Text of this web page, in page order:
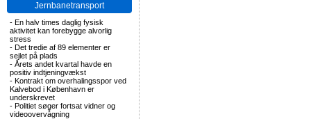
Jernbanetransport
- En halv times daglig fysisk
aktivitet kan forebygge alvorlig
stress
- Det tredie af 89 elementer er
sejlet på plads
- Årets andet kvartal havde en
positiv indtjeningvækst
- Kontrakt om overhalingsspor ved
Kalvebod i København er
underskrevet
- Politiet søger fortsat vidner og
videoovervågning